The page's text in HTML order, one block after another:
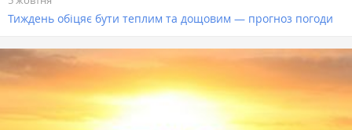
Тиждень обіцяє бути теплим та дощовим — прогноз погоди